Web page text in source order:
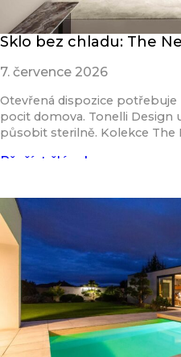
Sklo bez chladu: The
7. července 2026
Otevřená dispozice
pocit domova. Tonelli Design
působit sterilně. Kolekce The
Přečíst článek